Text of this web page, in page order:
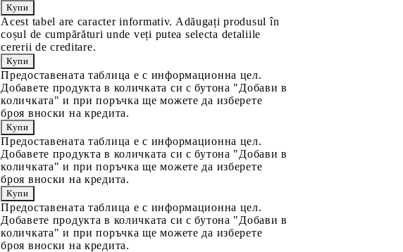
Acest tabel are caracter informativ. Adăugați produsul în
coșul de cumpărături unde veți putea selecta detaliile
cererii de creditare.
Предоставената таблица е с информационна цел.
Добавете продукта в количката си с бутона "Добави в
количката" и при поръчка ще можете да изберете
броя вноски на кредита.
Предоставената таблица е с информационна цел.
Добавете продукта в количката си с бутона "Добави в
количката" и при поръчка ще можете да изберете
броя вноски на кредита.
Предоставената таблица е с информационна цел.
Добавете продукта в количката си с бутона "Добави в
количката" и при поръчка ще можете да изберете
броя вноски на кредита.